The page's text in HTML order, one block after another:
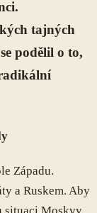
tajných
podělil o to,
Západu.
a Ruskem. Aby